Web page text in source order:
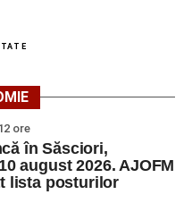
preferată
Google News
ore
în Săsciori,
august 2026. AJOFM
lista posturilor